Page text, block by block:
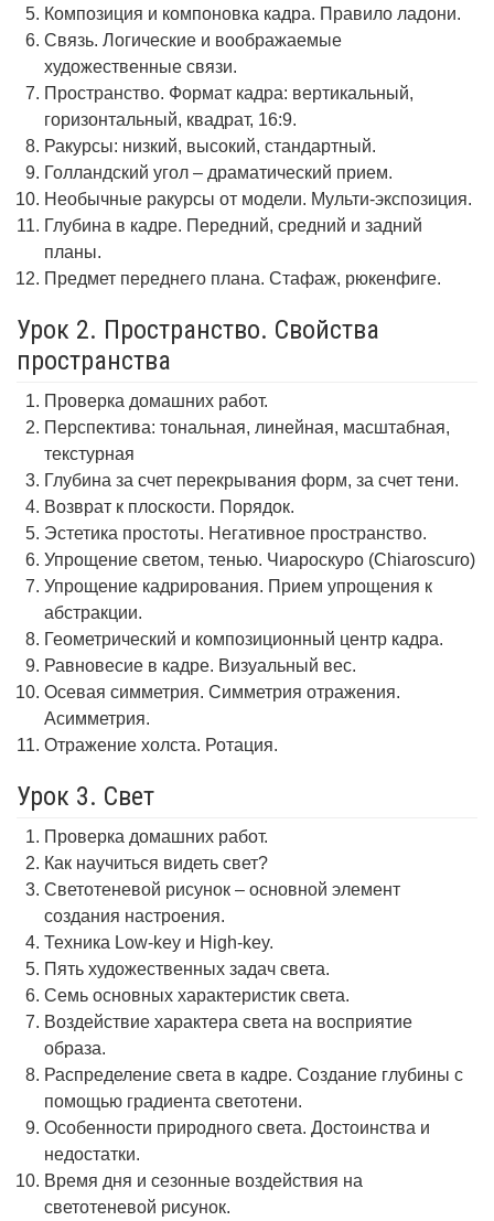
Композиция и компоновка кадра. Правило ладони.
Связь. Логические и воображаемые
художественные связи.
Пространство. Формат кадра: вертикальный,
горизонтальный, квадрат, 16:9.
Ракурсы: низкий, высокий, стандартный.
Голландский угол – драматический прием.
Необычные ракурсы от модели. Мульти-экспозиция.
Глубина в кадре. Передний, средний и задний
планы.
Предмет переднего плана. Стафаж, рюкенфиге.
Урок 2. Пространство. Свойства
пространства
Проверка домашних работ.
Перспектива: тональная, линейная, масштабная,
текстурная
Глубина за счет перекрывания форм, за счет тени.
Возврат к плоскости. Порядок.
Эстетика простоты. Негативное пространство.
Упрощение светом, тенью. Чиароскуро (Chiaroscuro)
Упрощение кадрирования. Прием упрощения к
абстракции.
Геометрический и композиционный центр кадра.
Равновесие в кадре. Визуальный вес.
Осевая симметрия. Симметрия отражения.
Асимметрия.
Отражение холста. Ротация.
Урок 3. Свет
Проверка домашних работ.
Как научиться видеть свет?
Светотеневой рисунок – основной элемент
создания настроения.
Техника Low-key и High-key.
Пять художественных задач света.
Семь основных характеристик света.
Воздействие характера света на восприятие
образа.
Распределение света в кадре. Создание глубины с
помощью градиента светотени.
Особенности природного света. Достоинства и
недостатки.
Время дня и сезонные воздействия на
светотеневой рисунок.